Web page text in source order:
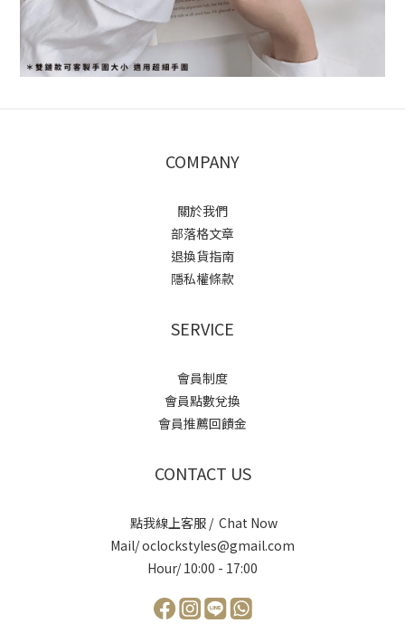
COMPANY
關於我們
部落格文章
退換貨指南
隱私權條款
SERVICE
會員制度
會員點數兌換
會員推薦回饋金
CONTACT US
點我線上客服 / Chat Now
Mail/ oclockstyles@gmail.com
Hour/ 10:00 - 17:00